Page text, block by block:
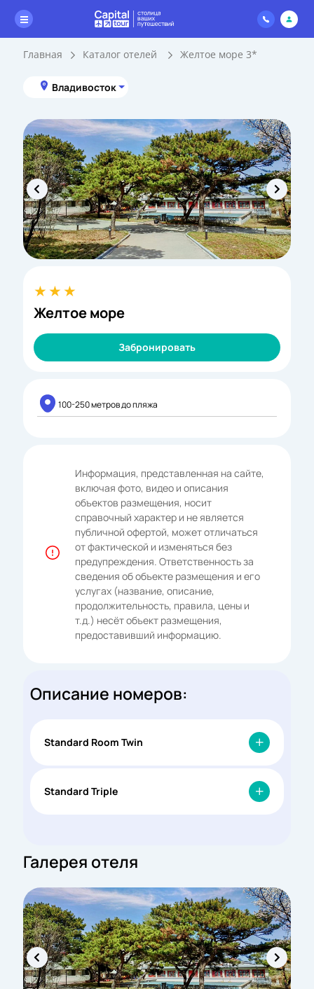
Главная Каталог отелей Желтое море 3*
Владивосток
Желтое море
Забронировать
100-250 метров до пляжа
Информация, представленная на сайте,
включая фото, видео и описания
объектов размещения, носит
справочный характер и не является
публичной офертой, может отличаться
от фактической и изменяться без
предупреждения. Ответственность за
сведения об объекте размещения и его
услугах (название, описание,
продолжительность, правила, цены и
т.д.) несёт объект размещения,
предоставивший информацию.
Описание номеров:
Standard Room Twin
Standard Triple
Галерея отеля